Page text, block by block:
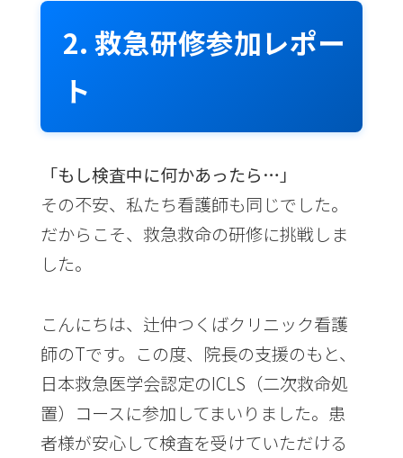
2. 救急研修参加レポー
ト
「もし検査中に何かあったら…」
その不安、私たち看護師も同じでした。
だからこそ、救急救命の研修に挑戦しま
した。
こんにちは、辻仲つくばクリニック看護
師のTです。この度、院長の支援のもと、
日本救急医学会認定のICLS（二次救命処
置）コースに参加してまいりました。患
者様が安心して検査を受けていただける